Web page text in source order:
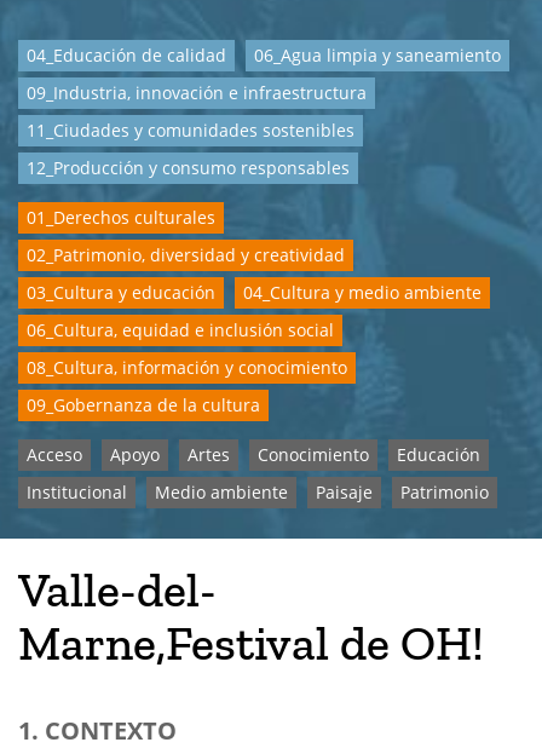
04_Educación de calidad
06_Agua limpia y saneamiento
09_Industria, innovación e infraestructura
11_Ciudades y comunidades sostenibles
12_Producción y consumo responsables
01_Derechos culturales
02_Patrimonio, diversidad y creatividad
03_Cultura y educación
04_Cultura y medio ambiente
06_Cultura, equidad e inclusión social
08_Cultura, información y conocimiento
09_Gobernanza de la cultura
Acceso Apoyo Artes Conocimiento
Educación
Institucional
Medio ambiente Paisaje Patrimonio
Valle-del-
Marne,Festival de OH!
1. CONTEXTO